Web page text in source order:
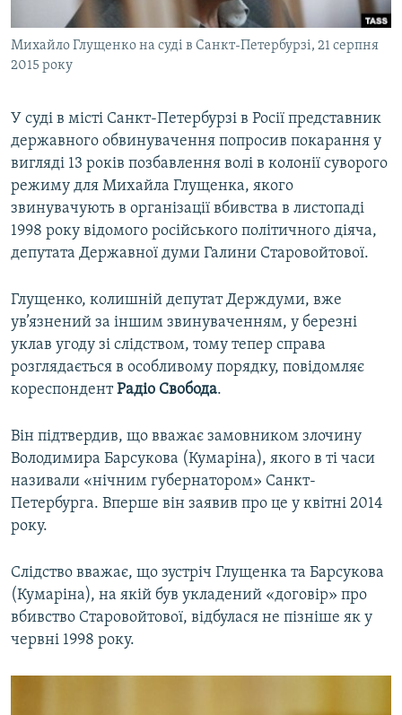
ІНФОГРАФІКА
ДОЛУЧАЙСЯ!
Михайло Глущенко на суді в Санкт-Петербурзі, 21 серпня
2015 року
У суді в місті Санкт-Петербурзі в Росії представник
державного обвинувачення попросив покарання у
вигляді 13 років позбавлення волі в колонії суворого
режиму для Михайла Глущенка, якого
звинувачують в організації вбивства в листопаді
1998 року відомого російського політичного діяча,
депутата Державної думи Галини Старовойтової.
Глущенко, колишній депутат Держдуми, вже
ув’язнений за іншим звинуваченням, у березні
уклав угоду зі слідством, тому тепер справа
розглядається в особливому порядку, повідомляє
кореспондентРадіо Свобода.
Він підтвердив, що вважає замовником злочину
Володимира Барсукова (Кумаріна), якого в ті часи
називали «нічним губернатором» Санкт-
Петербурга. Вперше він заявив про це у квітні 2014
року.
Слідство вважає, що зустріч Глущенка та Барсукова
(Кумаріна), на якій був укладений «договір» про
вбивство Старовойтової, відбулася не пізніше як у
червні 1998 року.